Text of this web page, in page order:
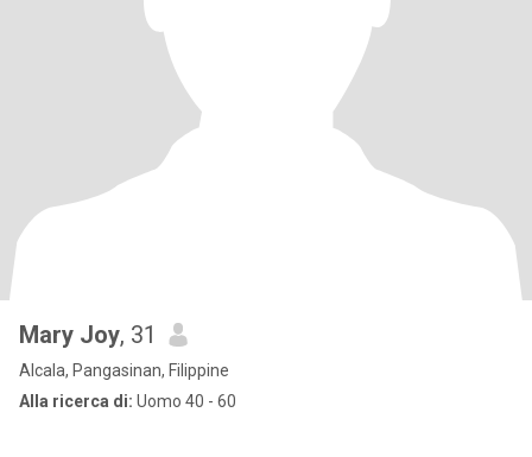
Mary Joy, 31
Alcala, Pangasinan, Filippine
Alla ricerca di: Uomo 40 - 60